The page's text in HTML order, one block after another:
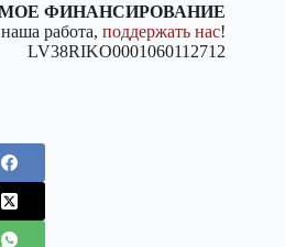
ФИНАНСИРОВАНИЕ
работа,поддержать нас!
LV38RIKO0001060112712